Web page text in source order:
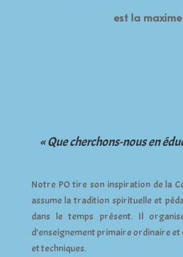
est la maxime
« Que cherchons-nous en
Notre PO tire son inspiration de la
assume la tradition spirituelle et
dans le temps présent. Il
d’enseignement primaire ordinaire
et techniques.